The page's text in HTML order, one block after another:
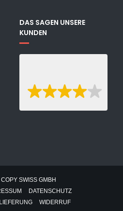
DAS SAGEN UNSERE
KUNDEN
SWISS GMBH
DATENSCHUTZ
WIDERRUF